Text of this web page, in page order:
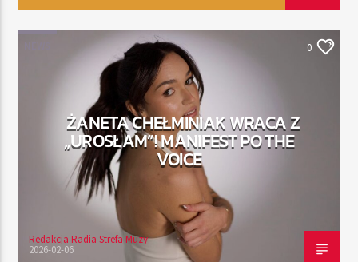
TYTUŁ
ARTYSTA
RADIO STREFA MUZY
00:00 10:00
Radio Strefa Muzy
0
ŻANETA CHEŁMINIAK WRACA Z
„UROSŁAM”! MANIFEST PO THE
VOICE
Redakcja Radia Strefa Muzy
2026-02-06